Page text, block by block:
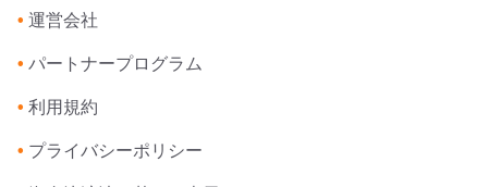
• 運営会社
• パートナープログラム
• 利用規約
• プライバシーポリシー